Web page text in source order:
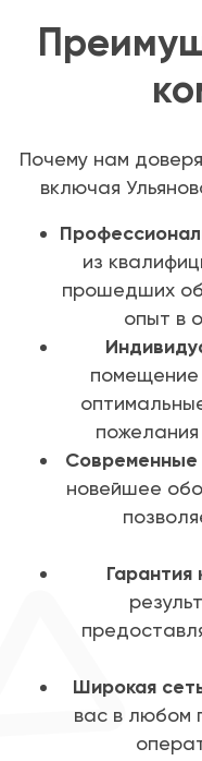
Почему нам
включая
из
прошедших
опыт в
помещение
Современные
новейшее
Гарантия
Широкая
вас в любом